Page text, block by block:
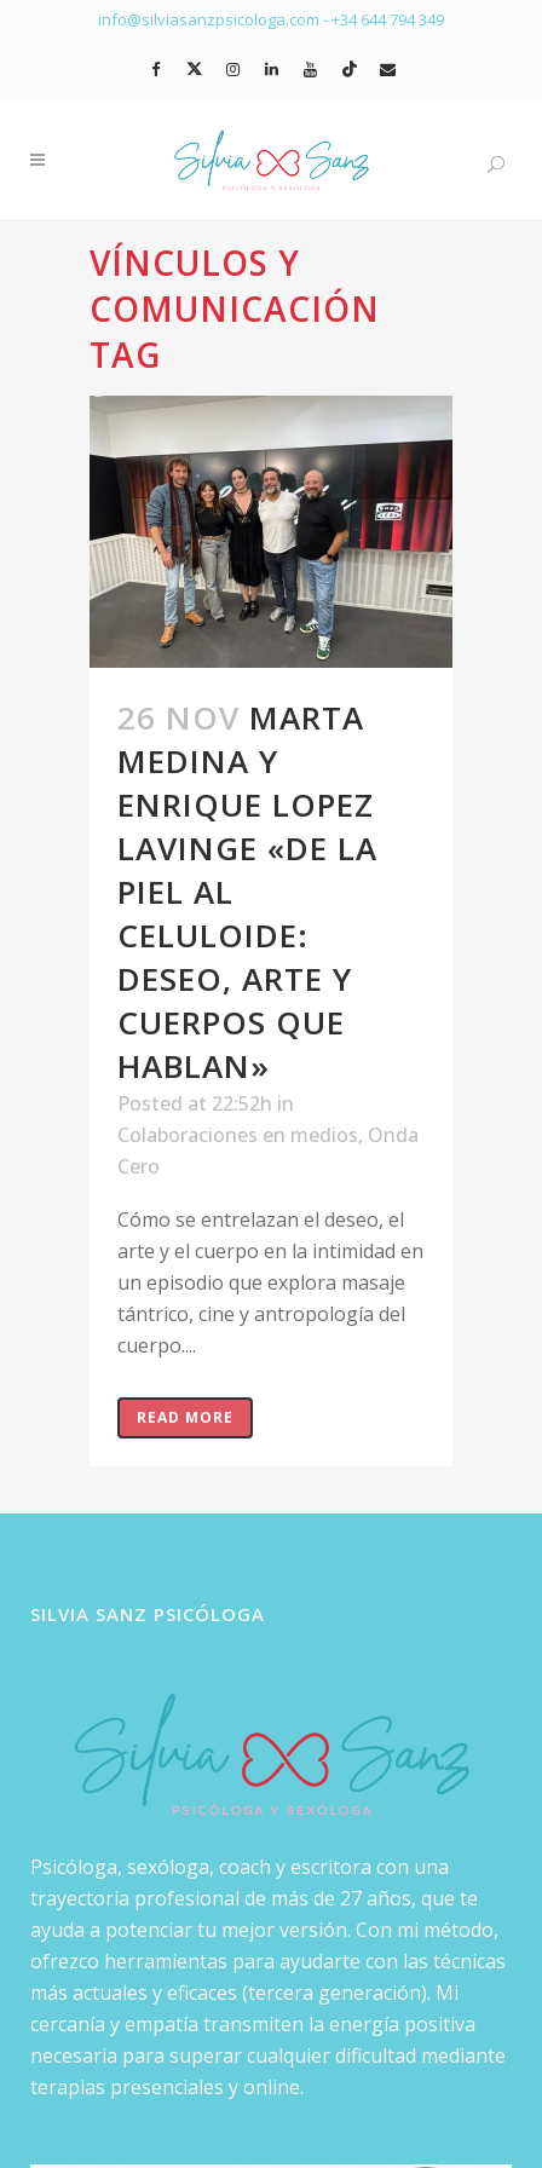
info@silviasanzpsicologa.com -+34 644 794 349
VÍNCULOS Y
COMUNICACIÓN
TAG
26 NOV MARTA
MEDINA Y
ENRIQUE LOPEZ
LAVINGE «DE LA
PIEL AL
CELULOIDE:
DESEO, ARTE Y
CUERPOS QUE
HABLAN»
Posted at 22:52h in
Colaboraciones en medios, Onda
Cero
Cómo se entrelazan el deseo, el
arte y el cuerpo en la intimidad en
un episodio que explora masaje
tántrico, cine y antropología del
cuerpo....
READ MORE
SILVIA SANZ PSICÓLOGA
Psicóloga, sexóloga, coach y escritora con una
trayectoria profesional de más de 27 años, que te
ayuda a potenciar tu mejor versión. Con mi método,
ofrezco herramientas para ayudarte con las técnicas
más actuales y eficaces (tercera generación). Mi
cercanía y empatía transmiten la energía positiva
necesaria para superar cualquier dificultad mediante
terapias presenciales y online.